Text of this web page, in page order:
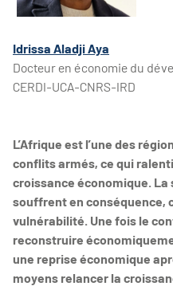
Idrissa Aladji Aya
Docteur en économie du
CERDI-UCA-CNRS-IRD
L’Afrique est l’une des
conflits armés, ce qui
croissance économique.
souffrent en conséquence,
vulnérabilité. Une fois le
reconstruire
une reprise économique
moyens relancer la